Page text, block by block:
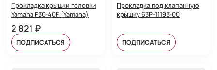
Прокладка крышки головки
Yamaha F30-40F (Yamaha)
2 821 ₽
ПОДПИСАТЬСЯ
Прокладка под клапанную
крышку 63P-11193-00
ПОДПИСАТЬСЯ